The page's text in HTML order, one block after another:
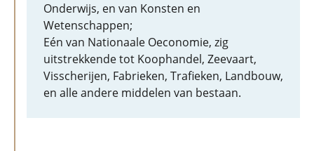
Onderwijs, en van Konsten en
Wetenschappen;
Eén van Nationaale Oeconomie, zig
uitstrekkende tot Koophandel, Zeevaart,
Visscherijen, Fabrieken, Trafieken, Landbouw,
en alle andere middelen van bestaan.